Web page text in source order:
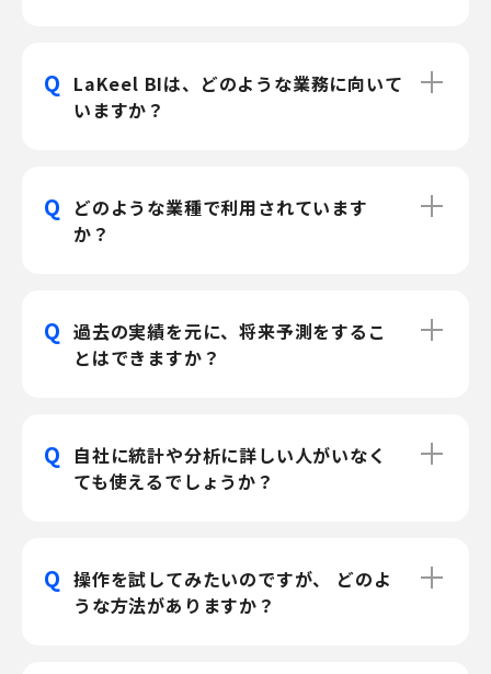
Q LaKeel BIは、どのような業務に向いて
いますか？
Q
どのような業種で利用されています
か？
Q 過去の実績を元に、将来予測をするこ
とはできますか？
Q
自社に統計や分析に詳しい人がいなく
ても使えるでしょうか？
Q 操作を試してみたいのですが、 どのよ
うな方法がありますか？